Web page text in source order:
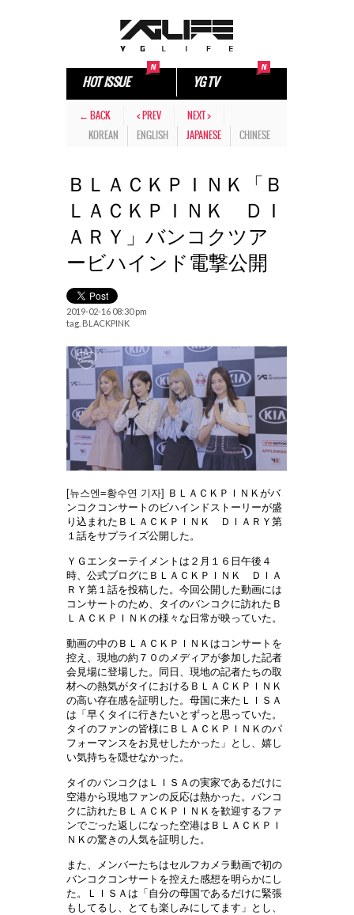
HOT ISSUE YG TV
← BACK < PREV
NEXT >
KOREAN
ENGLISH JAPANESE CHINESE
ＢＬＡＣＫＰＩＮＫ「Ｂ
ＬＡＣＫＰＩＮＫ ＤＩ
ＡＲＹ」バンコクツア
ービハインド電撃公開
2019-02-16 08:30 pm
tag. BLACKPINK
[뉴스엔=황수연 기자] ＢＬＡＣＫＰＩＮＫがバ
ンコクコンサートのビハインドストーリーが盛
り込まれたＢＬＡＣＫＰＩＮＫ ＤＩＡＲＹ第
１話をサプライズ公開した。
ＹＧエンターテイメントは２月１６日午後４
時、公式ブログにＢＬＡＣＫＰＩＮＫ ＤＩＡ
ＲＹ第１話を投稿した。今回公開した動画には
コンサートのため、タイのバンコクに訪れたＢ
ＬＡＣＫＰＩＮＫの様々な日常が映っていた。
動画の中のＢＬＡＣＫＰＩＮＫはコンサートを
控え、現地の約７０のメディアが参加した記者
会見場に登場した。同日、現地の記者たちの取
材への熱気がタイにおけるＢＬＡＣＫＰＩＮＫ
の高い存在感を証明した。母国に来たＬＩＳＡ
は「早くタイに行きたいとずっと思っていた。
タイのファンの皆様にＢＬＡＣＫＰＩＮＫのパ
フォーマンスをお見せしたかった」とし、嬉し
い気持ちを隠せなかった。
タイのバンコクはＬＩＳＡの実家であるだけに
空港から現地ファンの反応は熱かった。バンコ
クに訪れたＢＬＡＣＫＰＩＮＫを歓迎するファ
ンでごった返しになった空港はＢＬＡＣＫＰＩ
ＮＫの驚きの人気を証明した。
また、メンバーたちはセルフカメラ動画で初の
バンコクコンサートを控えた感想を明らかにし
た。ＬＩＳＡは「自分の母国であるだけに緊張
もしてるし、とても楽しみにしてます」とし、